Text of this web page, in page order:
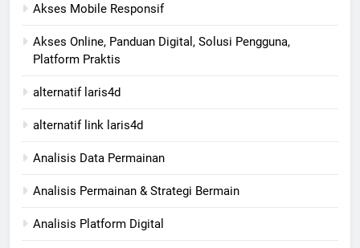
Akses Mobile Responsif
Akses Online, Panduan Digital, Solusi Pengguna,
Platform Praktis
alternatif laris4d
alternatif link laris4d
Analisis Data Permainan
Analisis Permainan & Strategi Bermain
Analisis Platform Digital